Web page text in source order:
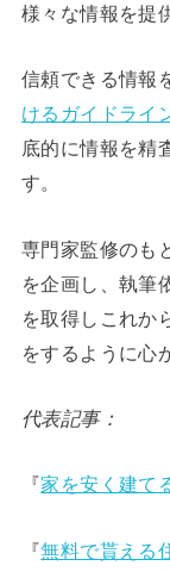
様々な情報を提
信頼できる情報
けるガイドライ
底的に情報を精
す。
専門家監修のも
を企画し、執筆
を取得しこれか
をするように心
代表記事：
『家を安く建て
『無料で貰える